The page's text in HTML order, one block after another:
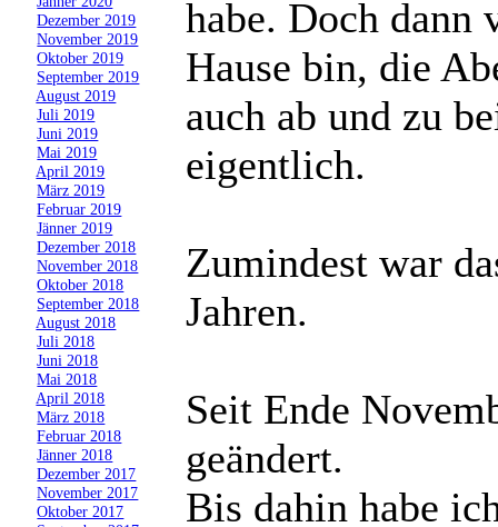
»Dezember 2019
»November 2019
»Oktober 2019
September 2019
August 2019
»Juli 2019
»Juni 2019
»Mai 2019
April 2019
»März 2019
»Februar 2019
»Jänner 2019
»Dezember 2018
»November 2018
»Oktober 2018
September 2018
August 2018
»Juli 2018
»Juni 2018
»Mai 2018
April 2018
»März 2018
»Februar 2018
»Jänner 2018
»Dezember 2017
»November 2017
»Oktober 2017
habe. Doch dann
Hause bin, die
auch ab und zu
eigentlich.
Zumindest war
Jahren.
Seit Ende
geändert.
Bis dahin habe